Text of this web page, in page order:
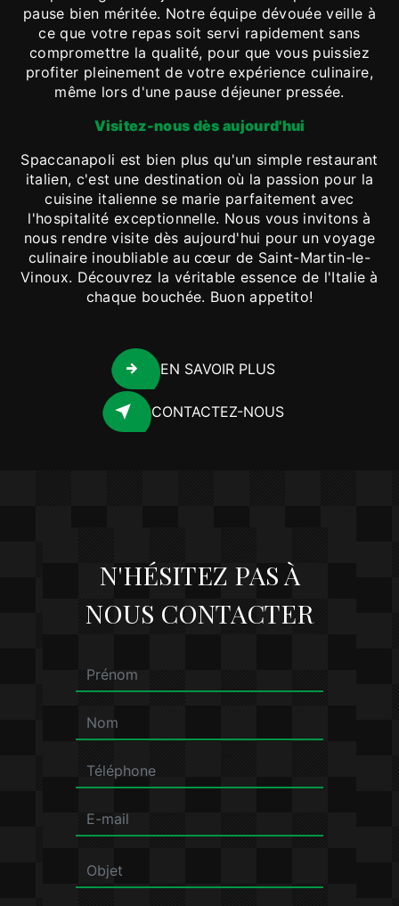
pause bien méritée. Notre équipe dévouée veille à
ce que votre repas soit servi rapidement sans
compromettre la qualité, pour que vous puissiez
profiter pleinement de votre expérience culinaire,
même lors d'une pause déjeuner pressée.
Visitez-nous dès aujourd'hui
Spaccanapoli est bien plus qu'un simple restaurant
italien, c'est une destination où la passion pour la
cuisine italienne se marie parfaitement avec
l'hospitalité exceptionnelle. Nous vous invitons à
nous rendre visite dès aujourd'hui pour un voyage
culinaire inoubliable au cœur de Saint-Martin-le-
Vinoux. Découvrez la véritable essence de l'Italie à
chaque bouchée. Buon appetito!
EN SAVOIR PLUS
CONTACTEZ-NOUS
N'HÉSITEZ PAS À
NOUS CONTACTER